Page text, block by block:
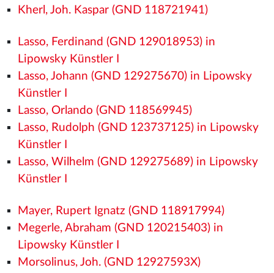
Kherl, Joh. Kaspar (GND 118721941)
Lasso, Ferdinand (GND 129018953) in
Lipowsky Künstler I
Lasso, Johann (GND 129275670) in Lipowsky
Künstler I
Lasso, Orlando (GND 118569945)
Lasso, Rudolph (GND 123737125) in Lipowsky
Künstler I
Lasso, Wilhelm (GND 129275689) in Lipowsky
Künstler I
Mayer, Rupert Ignatz (GND 118917994)
Megerle, Abraham (GND 120215403) in
Lipowsky Künstler I
Morsolinus, Joh. (GND 12927593X)